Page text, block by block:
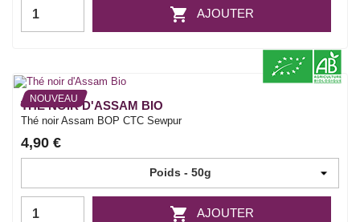
 AJOUTER
NOUVEAU
THÉ NOIR D'ASSAM BIO
Thé noir Assam BOP CTC Sewpur
4,90 €
 AJOUTER